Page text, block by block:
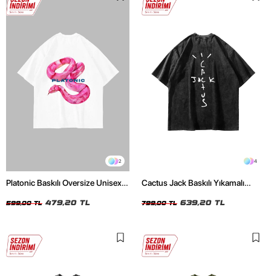
2
Platonic Baskılı Oversize Unisex
599,00 TL 479,20 TL
4
Cactus Jack Baskılı Yıkamalı
799,00 TL 639,20 TL